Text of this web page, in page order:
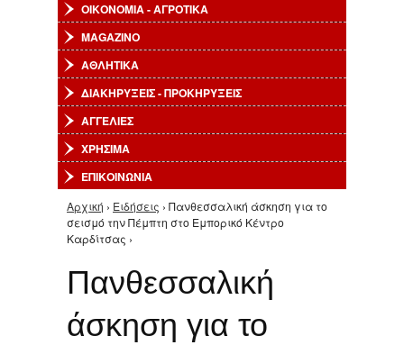
ΟΙΚΟΝΟΜΙΑ - ΑΓΡΟΤΙΚΑ
MAGAZINO
ΑΘΛΗΤΙΚΑ
ΔΙΑΚΗΡΥΞΕΙΣ - ΠΡΟΚΗΡΥΞΕΙΣ
ΑΓΓΕΛΙΕΣ
ΧΡΗΣΙΜΑ
ΕΠΙΚΟΙΝΩΝΙΑ
Είστε εδώ
Αρχική › Ειδήσεις › Πανθεσσαλική άσκηση για το
σεισμό την Πέμπτη στο Εμπορικό Κέντρο
Καρδίτσας ›
Πανθεσσαλική
άσκηση για το